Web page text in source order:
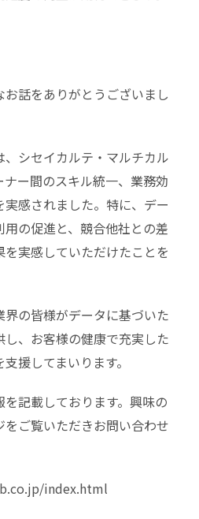
話をありがとうございまし
シセイカルテ・マルチカル
ー間のスキル統一、業務効
感されました。特に、デー
の促進と、競合他社との差
実感していただけたことを
の皆様がデータに基づいた
、お客様の健康で充実した
援してまいります。
記載しております。興味の
ご覧いただきお問い合わせ
index.html